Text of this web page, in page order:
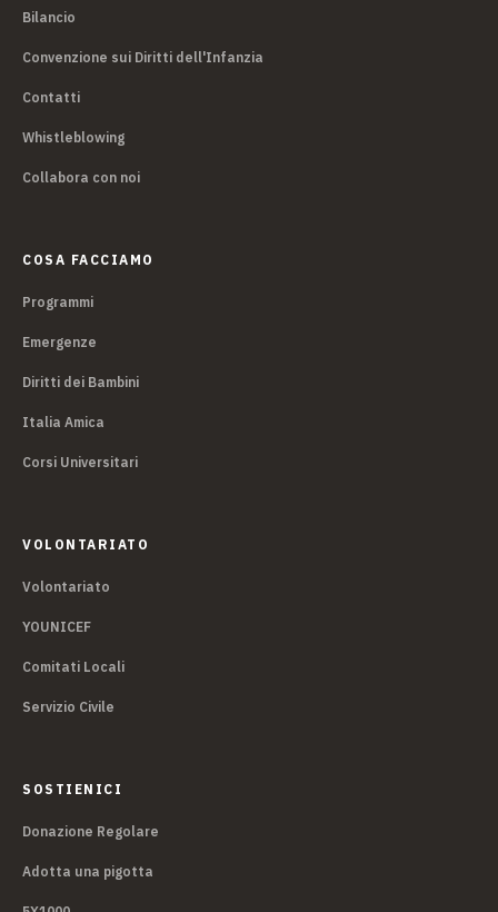
Bilancio
Convenzione sui Diritti dell'Infanzia
Contatti
Whistleblowing
Collabora con noi
COSA FACCIAMO
Programmi
Emergenze
Diritti dei Bambini
Italia Amica
Corsi Universitari
VOLONTARIATO
Volontariato
YOUNICEF
Comitati Locali
Servizio Civile
SOSTIENICI
Donazione Regolare
Adotta una pigotta